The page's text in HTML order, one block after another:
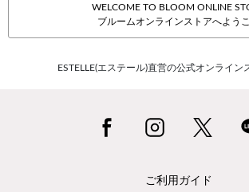
WELCOME TO BLOOM ONLINE
ブルームオンラインストアへよう
ESTELLE(エステール)直営の公式オンライン
ご利用ガイド